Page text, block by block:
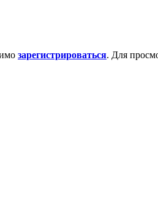
зарегистрироваться. Для